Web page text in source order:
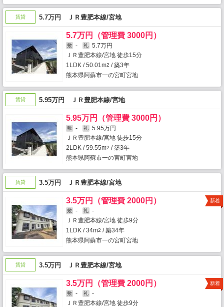
賃貸 5.7万円 ＪＲ豊肥本線/宮地
5.7万円（管理費 3000円）
敷 - 礼
5.7万円
ＪＲ豊肥本線/宮地 徒歩15分
1LDK / 50.01m2 / 築3年
熊本県阿蘇市一の宮町宮地
賃貸 5.95万円 ＪＲ豊肥本線/宮地
5.95万円（管理費 3000円）
敷 - 礼
5.95万円
ＪＲ豊肥本線/宮地 徒歩15分
2LDK / 59.55m2 / 築3年
熊本県阿蘇市一の宮町宮地
賃貸 3.5万円 ＪＲ豊肥本線/宮地
3.5万円（管理費 2000円）
敷 - 礼
-
ＪＲ豊肥本線/宮地 徒歩9分
1LDK / 34m2 / 築34年
熊本県阿蘇市一の宮町宮地
新着
賃貸 3.5万円 ＪＲ豊肥本線/宮地
3.5万円（管理費 2000円）
敷 - 礼
-
ＪＲ豊肥本線/宮地 徒歩9分
新着